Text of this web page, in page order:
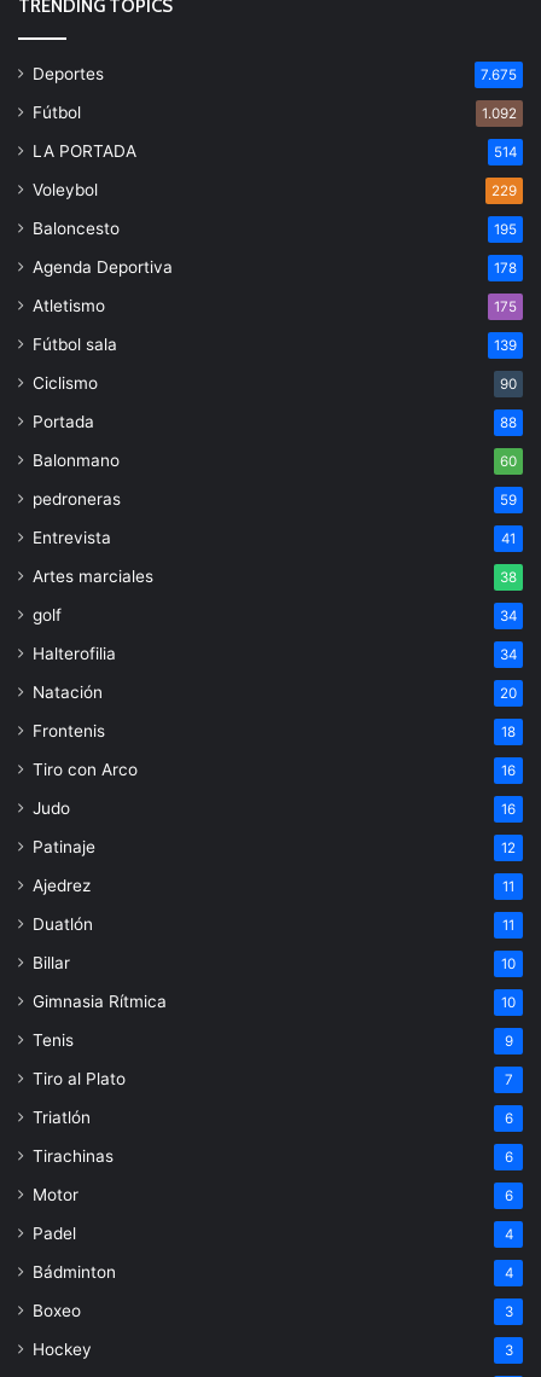
TRENDING TOPICS
Deportes 7.675
Fútbol 1.092
LA PORTADA 514
Voleybol 229
Baloncesto 195
Agenda Deportiva 178
Atletismo 175
Fútbol sala 139
Ciclismo 90
Portada 88
Balonmano 60
pedroneras 59
Entrevista 41
Artes marciales 38
golf 34
Halterofilia 34
Natación 20
Frontenis 18
Tiro con Arco 16
Judo 16
Patinaje 12
Ajedrez 11
Duatlón 11
Billar 10
Gimnasia Rítmica 10
Tenis 9
Tiro al Plato 7
Triatlón 6
Tirachinas 6
Motor 6
Padel 4
Bádminton 4
Boxeo 3
Hockey 3